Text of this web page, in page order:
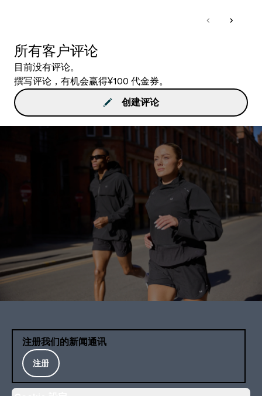
所有客户评论
目前没有评论。
撰写评论，有机会赢得¥100 代金券。
创建评论
注册我们的新闻通讯
注册